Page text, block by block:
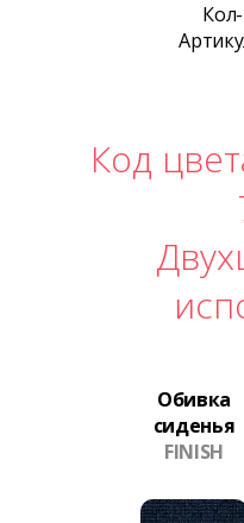
Код
Обивка
сиденья
FINISH